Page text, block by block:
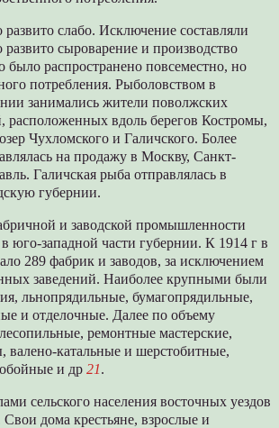
слабо. Исключение составляли
развито сыроварение и производство
было распространено повсеместно, но
потребления. Рыболовством в
занимались жители поволжских
расположенных вдоль берегов Костромы,
Чухломского и Галичского. Более
на продажу в Москву, Санкт-
Галичская рыба отправлялась в
губернии.
и заводской промышленности
в юго-западной части губернии. К 1914 г в
289 фабрик и заводов, за исключением
заведений. Наиболее крупными были
льнопрядильные, бумагопрядильные,
и отделочные. Далее по объему
ремонтные мастерские,
валено-катальные и шерстобитные,
и др21.
сельского населения восточных уездов
Свои дома крестьяне, взрослые и